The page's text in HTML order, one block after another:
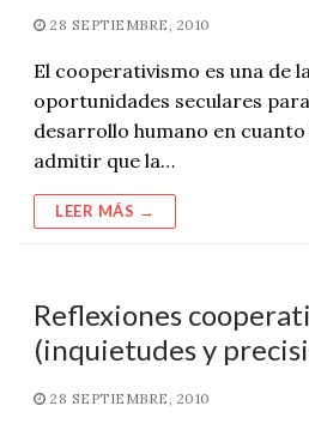
28 SEPTIEMBRE, 2010
El cooperativismo es una de
oportunidades seculares
desarrollo humano en
admitir que la…
LEER MÁS →
Reflexiones
(inquietudes y
28 SEPTIEMBRE, 2010